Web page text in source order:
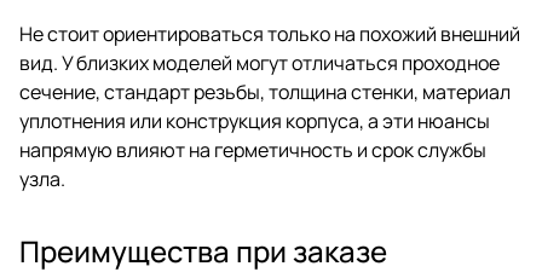
Не стоит ориентироваться только на похожий внешний
вид. У близких моделей могут отличаться проходное
сечение, стандарт резьбы, толщина стенки, материал
уплотнения или конструкция корпуса, а эти нюансы
напрямую влияют на герметичность и срок службы
узла.
Преимущества при заказе